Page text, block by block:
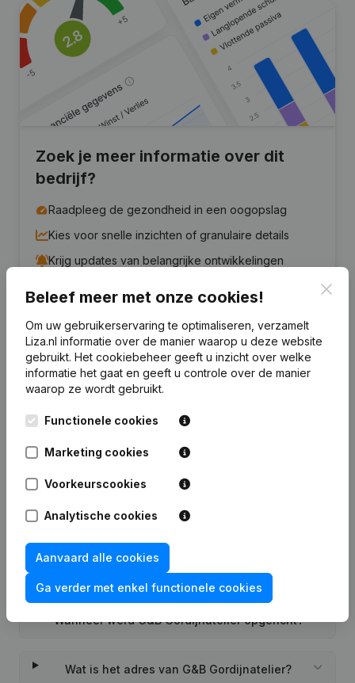
Zoek je meer informatie over dit
bedrijf?
Raadpleeg de gezondheid in een oogopslag
Kies voor snelle inzichten of granulaire details
Krijg updates van belangrijke ontwikkelingen
Probeer gratis Meer ontdekken
7 dagen gratis proefperiode, geen kredietkaart vereist.
Veelgestelde vragen
Wat is het btw-nummer van G&B Gordijnatelier?
Wat is het PEPPOL ID van G&B Gordijnatelier?
Wanneer werd G&B Gordijnatelier opgericht?
Wat is het adres van G&B Gordijnatelier?
Beleef meer met onze cookies!
Om uw gebruikerservaring te optimaliseren, verzamelt
Liza.nl informatie over de manier waarop u deze website
gebruikt. Het cookiebeheer geeft u inzicht over welke
informatie het gaat en geeft u controle over de manier
waarop ze wordt gebruikt.
Functionele cookies
Marketing cookies
Voorkeurscookies
Analytische cookies
Aanvaard alle cookies
Ga verder met enkel functionele cookies